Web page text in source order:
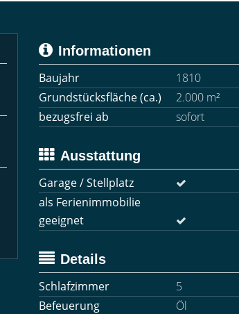
Informationen
Baujahr
1810
Grundstücksfläche (ca.)
2.000 m²
bezugsfrei ab
sofort
Ausstattung
Garage / Stellplatz
als Ferienimmobilie
geeignet
Details
Schlafzimmer
5
Befeuerung
Öl